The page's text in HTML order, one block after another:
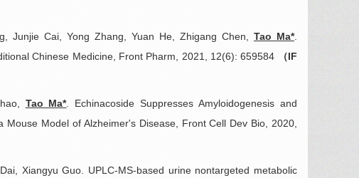
Junjie Cai, Yong Zhang, Yuan He, Zhigang Chen, Tao Ma*.
Chinese Medicine, Front Pharm, 2021, 12(6): 659584
（IF
Tao Ma*. Echinacoside Suppresses Amyloidogenesis and
Model of Alzheimer's Disease, Front Cell Dev Bio, 2020,
Xiangyu Guo. UPLC-MS-based urine nontargeted metabolic